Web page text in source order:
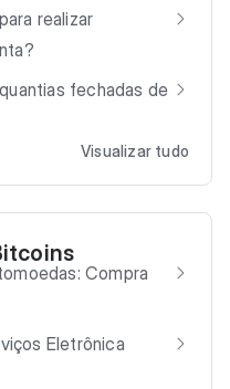
realizar
fechadas de
Visualizar tudo
Compra
Eletrônica